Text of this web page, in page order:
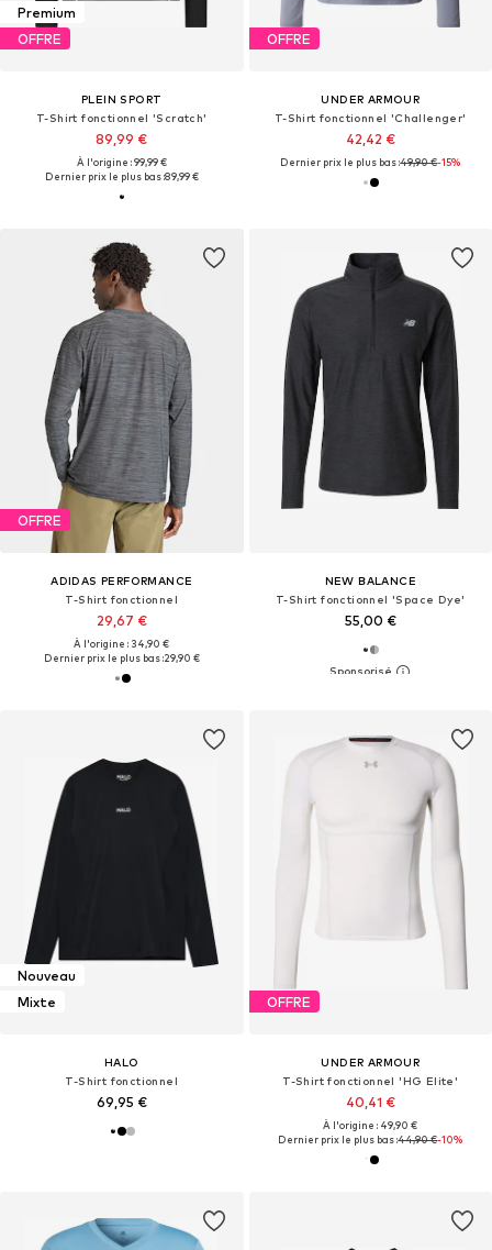
Premium
OFFRE
PLEIN SPORT
T-Shirt fonctionnel 'Scratch'
89,99 €
À l'origine : 99,99 €
Dernier prix le plus bas :89,99 €
OFFRE
UNDER ARMOUR
T-Shirt fonctionnel 'Challenger'
42,42 €
Dernier prix le plus bas :49,90 €-15%
OFFRE
ADIDAS PERFORMANCE
T-Shirt fonctionnel
29,67 €
À l'origine : 34,90 €
Dernier prix le plus bas :29,90 €
NEW BALANCE
T-Shirt fonctionnel 'Space Dye'
55,00 €
Nouveau
Mixte
HALO
T-Shirt fonctionnel
69,95 €
OFFRE
UNDER ARMOUR
T-Shirt fonctionnel 'HG Elite'
40,41 €
À l'origine : 49,90 €
Dernier prix le plus bas :44,90 €-10%